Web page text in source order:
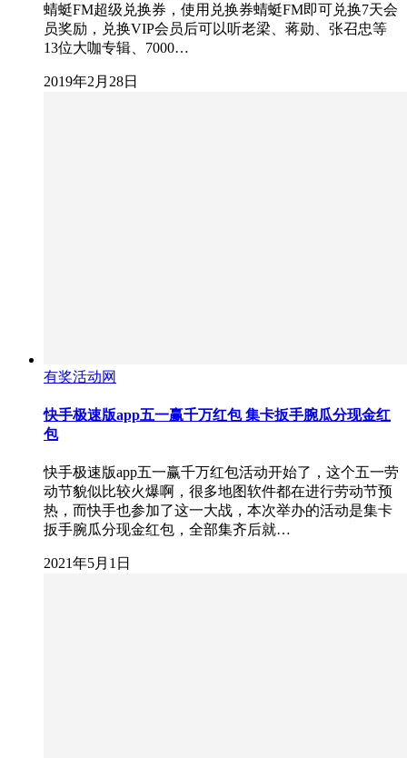
蜻蜓FM超级兑换券，使用兑换券蜻蜓FM即可兑换7天会
员奖励，兑换VIP会员后可以听老梁、蒋勋、张召忠等
13位大咖专辑、7000…
2019年2月28日
有奖活动网
快手极速版app五一赢千万红包 集卡扳手腕瓜分现金红
包
快手极速版app五一赢千万红包活动开始了，这个五一劳
动节貌似比较火爆啊，很多地图软件都在进行劳动节预
热，而快手也参加了这一大战，本次举办的活动是集卡
扳手腕瓜分现金红包，全部集齐后就…
2021年5月1日